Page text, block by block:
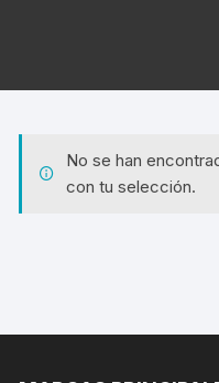
No se han
con tu selección.